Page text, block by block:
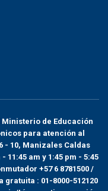
Ministerio de Educación
para atención al
- 10, Manizales Caldas
am y 1:45 pm - 5:45
+57 6 8781500 /
gratuita : 01-8000-512120